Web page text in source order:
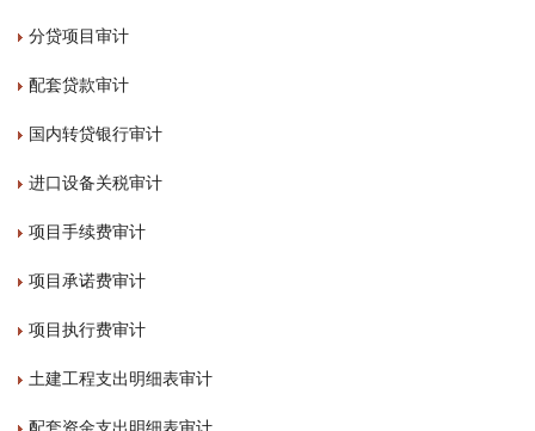
分贷项目审计
配套贷款审计
国内转贷银行审计
进口设备关税审计
项目手续费审计
项目承诺费审计
项目执行费审计
土建工程支出明细表审计
配套资金支出明细表审计